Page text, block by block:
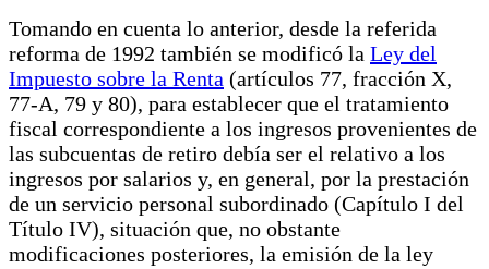
Tomando en cuenta lo anterior, desde la referida
reforma de 1992 también se modificó la Ley del
Impuesto sobre la Renta (artículos 77, fracción X,
77-A, 79 y 80), para establecer que el tratamiento
fiscal correspondiente a los ingresos provenientes de
las subcuentas de retiro debía ser el relativo a los
ingresos por salarios y, en general, por la prestación
de un servicio personal subordinado (Capítulo I del
Título IV), situación que, no obstante
modificaciones posteriores, la emisión de la ley